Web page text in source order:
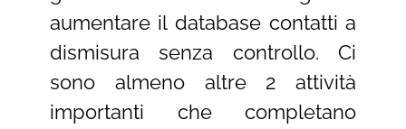
aumentare il database contatti a
dismisura senza controllo. Ci
sono almeno altre 2 attività
importanti che completano